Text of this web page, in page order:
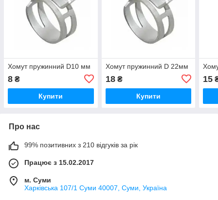
Хомут пружинний D10 мм
8 ₴
Купити
Хомут пружинний D 22мм
18₴
Купити
15
Про нас
99% позитивних з 210 відгуків за рік
Працює з 15.02.2017
м. Суми
Харківська 107/1 Суми 40007, Суми, Україна